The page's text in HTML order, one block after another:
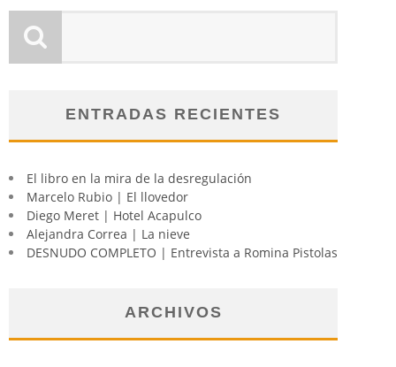
ENTRADAS RECIENTES
El libro en la mira de la desregulación
Marcelo Rubio | El llovedor
Diego Meret | Hotel Acapulco
Alejandra Correa | La nieve
DESNUDO COMPLETO | Entrevista a Romina Pistolas
ARCHIVOS